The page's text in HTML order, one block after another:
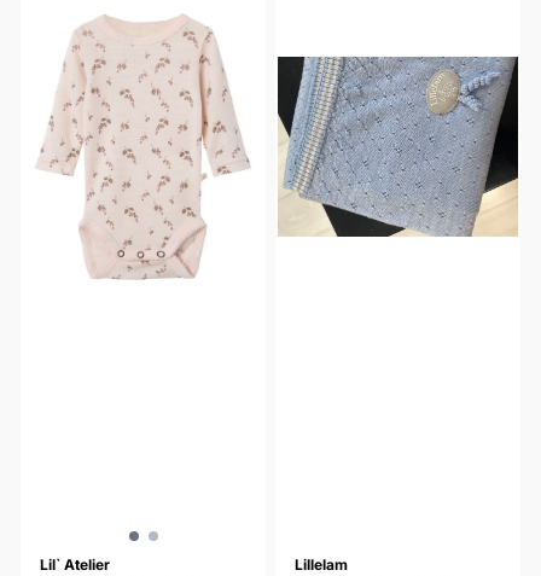
Lil` Atelier Lillelam